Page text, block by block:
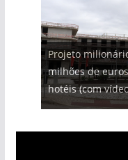
Projeto
milhões de
hotéis (com